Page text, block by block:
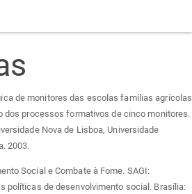
de monitores das escolas famílias agrícolas
dos processos formativos de cinco monitores.
Nova de Lisboa, Universidade
2003.
Social e Combate à Fome. SAGI:
políticas de desenvolvimento social. Brasília: